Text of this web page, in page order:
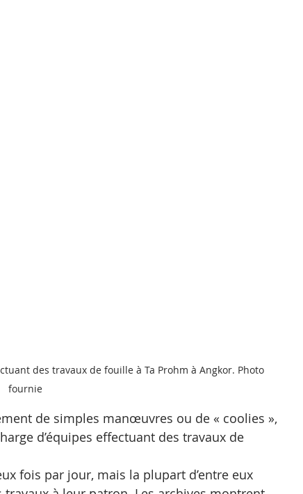
des travaux de fouille à Ta Prohm à Angkor. Photo
fournie
de simples manœuvres ou de « coolies »,
d’équipes effectuant des travaux de
fois par jour, mais la plupart d’entre eux